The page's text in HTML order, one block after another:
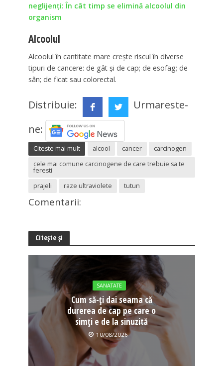
neglijenţi: În cât timp se elimină alcoolul din
organism
Alcoolul
Alcoolul în cantitate mare creşte riscul în diverse
tipuri de cancere: de gât şi de cap; de esofag; de
sân; de ficat sau colorectal.
Distribuie:
Urmareste-
ne:
Citeste mai mult alcool cancer
carcinogen
cele mai comune carcinogene de care trebuie sa te
feresti
prajeli
raze ultraviolete tutun
Comentarii:
Citește și
SANATATE
Cum să-ți dai seama că
durerea de cap pe care o
simți e de la sinuzită
10/08/2026